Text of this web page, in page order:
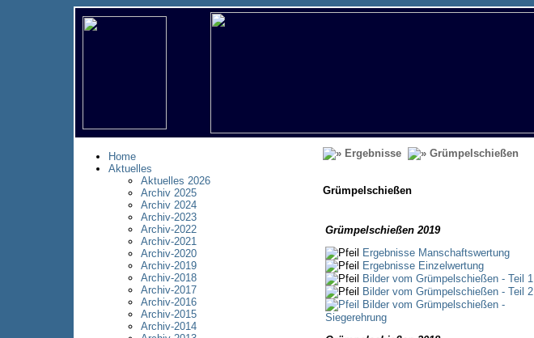
Home
Aktuelles
Aktuelles 2026
Archiv 2025
Archiv 2024
Archiv-2023
Archiv-2022
Archiv-2021
Archiv-2020
Archiv-2019
Archiv-2018
Archiv-2017
Archiv-2016
Archiv-2015
Archiv-2014
Ergebnisse Grümpelschießen
Grümpelschießen
Grümpelschießen 2019
Ergebnisse Manschaftswertung
Ergebnisse Einzelwertung
Bilder vom Grümpelschießen - Teil 1
Bilder vom Grümpelschießen - Teil 2
Bilder vom Grümpelschießen -
Siegerehrung